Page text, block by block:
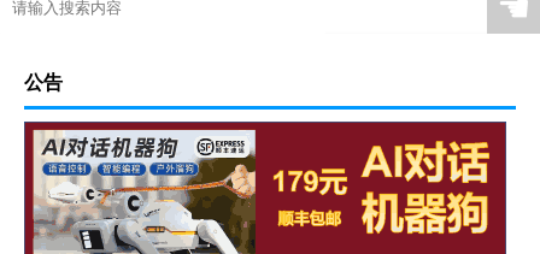
☚
公告